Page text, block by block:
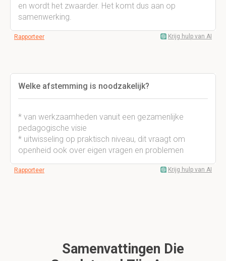
en wordt het zwaarder. Het komt dus aan op
samenwerking.
Rapporteer Krijg hulp van AI
Welke afstemming is noodzakelijk?
* van werkzaamheden vanuit een gezamenlijke
pedagogische visie
* uitwisseling op praktisch niveau, dit vraagt om
openheid ook over eigen vragen en problemen
Rapporteer Krijg hulp van AI
Samenvattingen Die